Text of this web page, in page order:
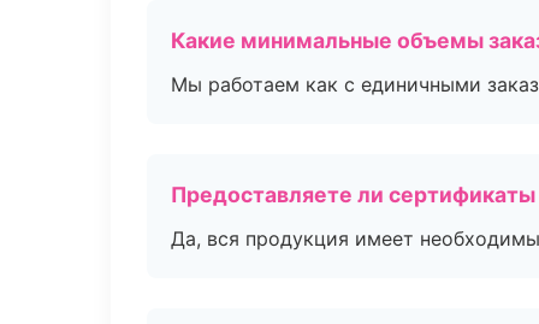
Какие минимальные объемы
Мы работаем как с единичными
Предоставляете ли
Да, вся продукция имеет